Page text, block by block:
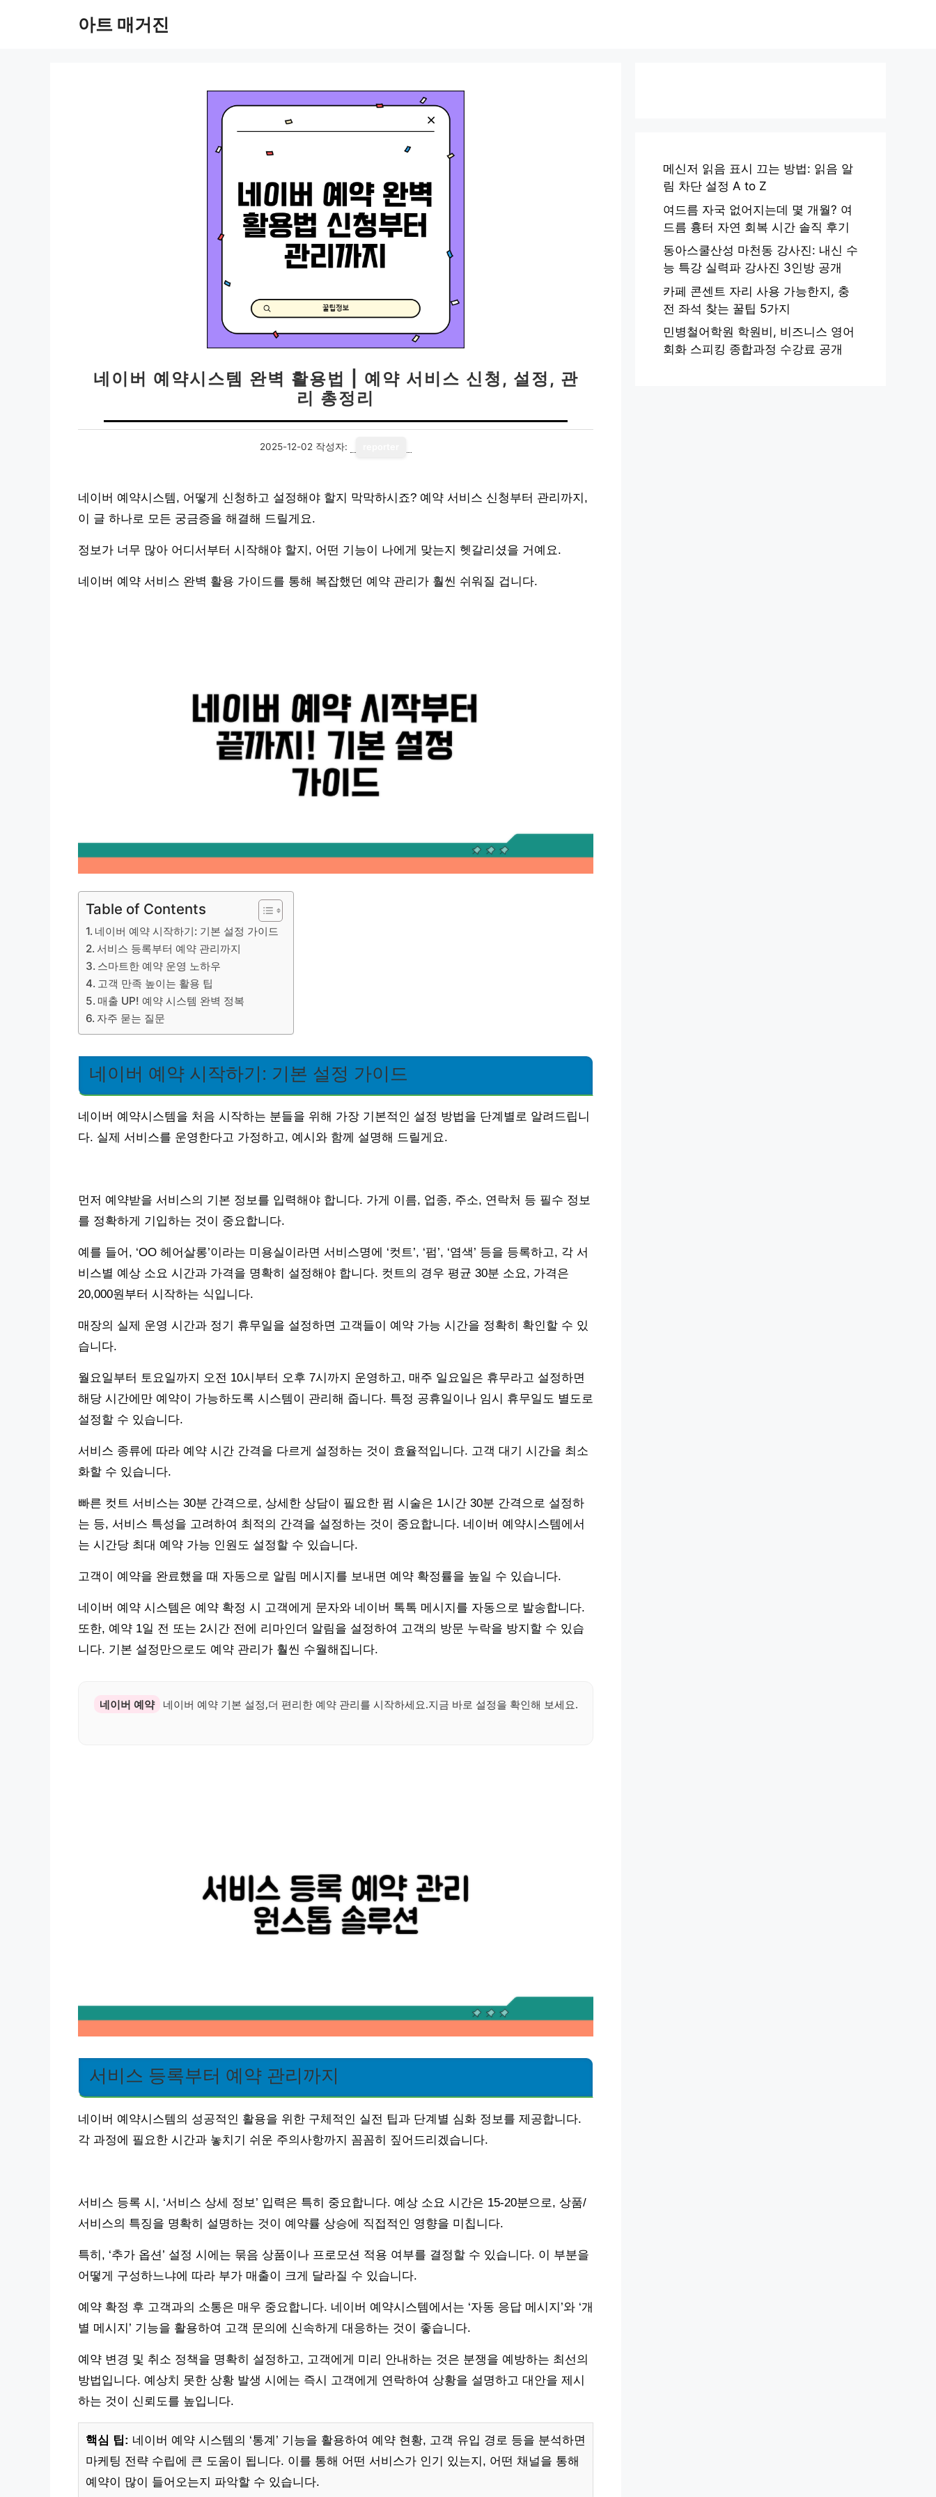
아트 매거진
네이버 예약시스템 완벽 활용법 | 예약 서비스 신청, 설정, 관
리 총정리
2025-12-02 작성자:
네이버 예약시스템, 어떻게 신청하고 설정해야 할지 막막하시죠? 예약 서비스 신청부터 관리까지,
이 글 하나로 모든 궁금증을 해결해 드릴게요.
정보가 너무 많아 어디서부터 시작해야 할지, 어떤 기능이 나에게 맞는지 헷갈리셨을 거예요.
네이버 예약 서비스 완벽 활용 가이드를 통해 복잡했던 예약 관리가 훨씬 쉬워질 겁니다.
Table of Contents
네이버 예약 시작하기: 기본 설정 가이드
서비스 등록부터 예약 관리까지
스마트한 예약 운영 노하우
고객 만족 높이는 활용 팁
매출 UP! 예약 시스템 완벽 정복
자주 묻는 질문
네이버 예약 시작하기: 기본 설정 가이드
네이버 예약시스템을 처음 시작하는 분들을 위해 가장 기본적인 설정 방법을 단계별로 알려드립니
다. 실제 서비스를 운영한다고 가정하고, 예시와 함께 설명해 드릴게요.
먼저 예약받을 서비스의 기본 정보를 입력해야 합니다. 가게 이름, 업종, 주소, 연락처 등 필수 정보
를 정확하게 기입하는 것이 중요합니다.
예를 들어, ‘OO 헤어살롱’이라는 미용실이라면 서비스명에 ‘컷트’, ‘펌’, ‘염색’ 등을 등록하고, 각 서
비스별 예상 소요 시간과 가격을 명확히 설정해야 합니다. 컷트의 경우 평균 30분 소요, 가격은
20,000원부터 시작하는 식입니다.
매장의 실제 운영 시간과 정기 휴무일을 설정하면 고객들이 예약 가능 시간을 정확히 확인할 수 있
습니다.
월요일부터 토요일까지 오전 10시부터 오후 7시까지 운영하고, 매주 일요일은 휴무라고 설정하면
해당 시간에만 예약이 가능하도록 시스템이 관리해 줍니다. 특정 공휴일이나 임시 휴무일도 별도로
설정할 수 있습니다.
서비스 종류에 따라 예약 시간 간격을 다르게 설정하는 것이 효율적입니다. 고객 대기 시간을 최소
화할 수 있습니다.
빠른 컷트 서비스는 30분 간격으로, 상세한 상담이 필요한 펌 시술은 1시간 30분 간격으로 설정하
는 등, 서비스 특성을 고려하여 최적의 간격을 설정하는 것이 중요합니다. 네이버 예약시스템에서
는 시간당 최대 예약 가능 인원도 설정할 수 있습니다.
고객이 예약을 완료했을 때 자동으로 알림 메시지를 보내면 예약 확정률을 높일 수 있습니다.
네이버 예약 시스템은 예약 확정 시 고객에게 문자와 네이버 톡톡 메시지를 자동으로 발송합니다.
또한, 예약 1일 전 또는 2시간 전에 리마인더 알림을 설정하여 고객의 방문 누락을 방지할 수 있습
니다. 기본 설정만으로도 예약 관리가 훨씬 수월해집니다.
네이버 예약 네이버 예약 기본 설정,더 편리한 예약 관리를 시작하세요.지금 바로 설정을 확인해 보세요.
서비스 등록부터 예약 관리까지
네이버 예약시스템의 성공적인 활용을 위한 구체적인 실전 팁과 단계별 심화 정보를 제공합니다.
각 과정에 필요한 시간과 놓치기 쉬운 주의사항까지 꼼꼼히 짚어드리겠습니다.
서비스 등록 시, ‘서비스 상세 정보’ 입력은 특히 중요합니다. 예상 소요 시간은 15-20분으로, 상품/
서비스의 특징을 명확히 설명하는 것이 예약률 상승에 직접적인 영향을 미칩니다.
특히, ‘추가 옵션’ 설정 시에는 묶음 상품이나 프로모션 적용 여부를 결정할 수 있습니다. 이 부분을
어떻게 구성하느냐에 따라 부가 매출이 크게 달라질 수 있습니다.
예약 확정 후 고객과의 소통은 매우 중요합니다. 네이버 예약시스템에서는 ‘자동 응답 메시지’와 ‘개
별 메시지’ 기능을 활용하여 고객 문의에 신속하게 대응하는 것이 좋습니다.
예약 변경 및 취소 정책을 명확히 설정하고, 고객에게 미리 안내하는 것은 분쟁을 예방하는 최선의
방법입니다. 예상치 못한 상황 발생 시에는 즉시 고객에게 연락하여 상황을 설명하고 대안을 제시
하는 것이 신뢰도를 높입니다.
핵심 팁: 네이버 예약 시스템의 ‘통계’ 기능을 활용하여 예약 현황, 고객 유입 경로 등을 분석하면
마케팅 전략 수립에 큰 도움이 됩니다. 이를 통해 어떤 서비스가 인기 있는지, 어떤 채널을 통해
예약이 많이 들어오는지 파악할 수 있습니다.
메신저 읽음 표시 끄는 방법: 읽음 알
림 차단 설정 A to Z
여드름 자국 없어지는데 몇 개월? 여
드름 흉터 자연 회복 시간 솔직 후기
동아스쿨산성 마천동 강사진: 내신 수
능 특강 실력파 강사진 3인방 공개
카페 콘센트 자리 사용 가능한지, 충
전 좌석 찾는 꿀팁 5가지
민병철어학원 학원비, 비즈니스 영어
회화 스피킹 종합과정 수강료 공개